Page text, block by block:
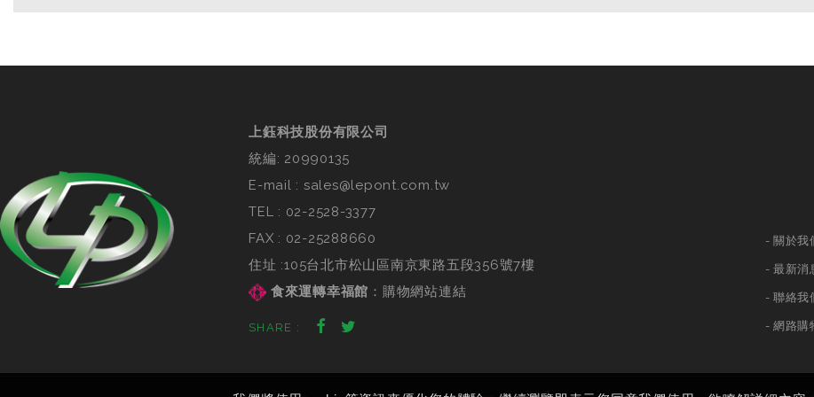
上鈺科技股份有限公司
統編: 20990135
E-mail : sales@lepont.com.tw
TEL : 02-2528-3377
FAX : 02-25288660
住址 :105台北市松山區南京東路五段356號7樓
食來運轉幸福館 ： 購物網站連結
關於我
最新消
聯絡我
網路購